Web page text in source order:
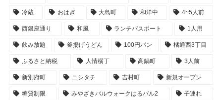
冷蔵 おはぎ 大島町 和洋中 4~5人前
西銀座通り 和風 ランチパスポート 1人用
飲み放題 釜揚げうどん 100円パン 橘通西3丁目
ふるさと納税 人情横丁 高鍋町 3人前
新別府町 ニシタチ 吉村町 新規オープン
糖質制限 みやざきバルウォークはるバル2 子連れ